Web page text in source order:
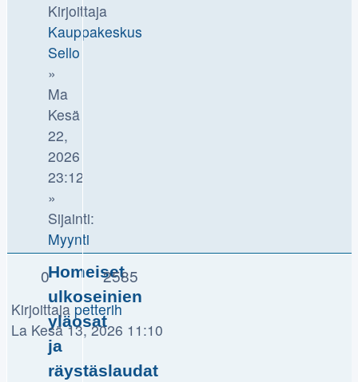
Kirjoittaja
Kauppakeskus
Sello
»
Ma
Kesä
22,
2026
23:12
»
Sijainti:
Myynti
Homeiset
ulkoseinien
yläosat
ja
räystäslaudat
0 2585
Kirjoittajapetterih
La Kesä 13, 2026 11:10